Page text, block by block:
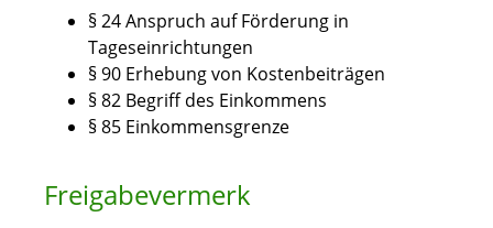
§ 24 Anspruch auf Förderung in
Tageseinrichtungen
§ 90 Erhebung von Kostenbeiträgen
§ 82 Begriff des Einkommens
§ 85 Einkommensgrenze
Freigabevermerk